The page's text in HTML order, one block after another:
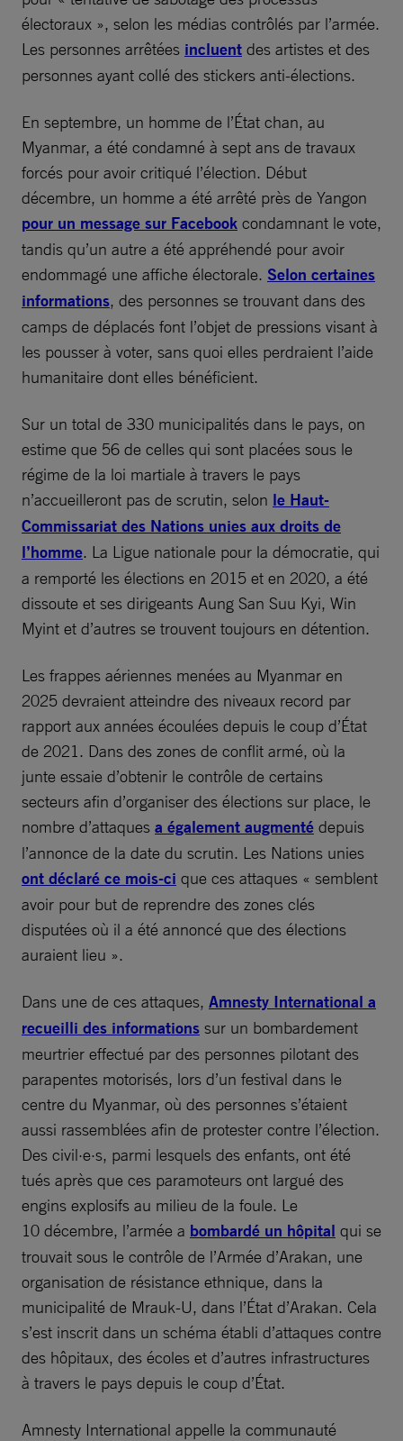
électoraux », selon les médias contrôlés par l’armée.
Les personnes arrêtées incluent des artistes et des
personnes ayant collé des stickers anti-élections.
En septembre, un homme de l’État chan, au
Myanmar, a été condamné à sept ans de travaux
forcés pour avoir critiqué l’élection. Début
décembre, un homme a été arrêté près de Yangon
pour un message sur Facebook condamnant le vote,
tandis qu’un autre a été appréhendé pour avoir
endommagé une affiche électorale. Selon certaines
informations, des personnes se trouvant dans des
camps de déplacés font l’objet de pressions visant à
les pousser à voter, sans quoi elles perdraient l’aide
humanitaire dont elles bénéficient.
Sur un total de 330 municipalités dans le pays, on
estime que 56 de celles qui sont placées sous le
régime de la loi martiale à travers le pays
n’accueilleront pas de scrutin, selon le Haut-
Commissariat des Nations unies aux droits de
l’homme. La Ligue nationale pour la démocratie, qui
a remporté les élections en 2015 et en 2020, a été
dissoute et ses dirigeants Aung San Suu Kyi, Win
Myint et d’autres se trouvent toujours en détention.
Les frappes aériennes menées au Myanmar en
2025 devraient atteindre des niveaux record par
rapport aux années écoulées depuis le coup d’État
de 2021. Dans des zones de conflit armé, où la
junte essaie d’obtenir le contrôle de certains
secteurs afin d’organiser des élections sur place, le
nombre d’attaques a également augmenté depuis
l’annonce de la date du scrutin. Les Nations unies
ont déclaré ce mois-ci que ces attaques « semblent
avoir pour but de reprendre des zones clés
disputées où il a été annoncé que des élections
auraient lieu ».
Dans une de ces attaques, Amnesty International a
recueilli des informations sur un bombardement
meurtrier effectué par des personnes pilotant des
parapentes motorisés, lors d’un festival dans le
centre du Myanmar, où des personnes s’étaient
aussi rassemblées afin de protester contre l’élection.
Des civil·e·s, parmi lesquels des enfants, ont été
tués après que ces paramoteurs ont largué des
engins explosifs au milieu de la foule. Le
10 décembre, l’armée a bombardé un hôpital qui se
trouvait sous le contrôle de l’Armée d’Arakan, une
organisation de résistance ethnique, dans la
municipalité de Mrauk-U, dans l’État d’Arakan. Cela
s’est inscrit dans un schéma établi d’attaques contre
des hôpitaux, des écoles et d’autres infrastructures
à travers le pays depuis le coup d’État.
Amnesty International appelle la communauté